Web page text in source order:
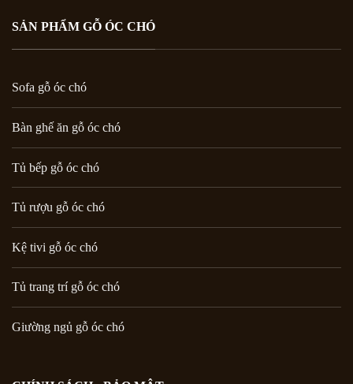
SẢN PHẨM GỖ ÓC CHÓ
Sofa gỗ óc chó
Bàn ghế ăn gỗ óc chó
Tủ bếp gỗ óc chó
Tủ rượu gỗ óc chó
Kệ tivi gỗ óc chó
Tủ trang trí gỗ óc chó
Giường ngủ gỗ óc chó